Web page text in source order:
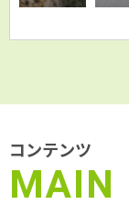
コンテンツ
MAIN